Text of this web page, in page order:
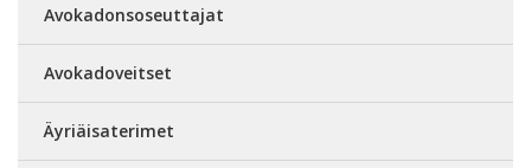
Avokadonsoseuttajat
Avokadoveitset
Äyriäisaterimet